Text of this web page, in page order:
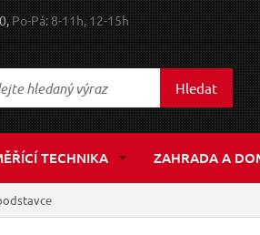
Po-Pá: 8-11h, 12-15h
Hledat
TECHNIKA ZAHRADA A